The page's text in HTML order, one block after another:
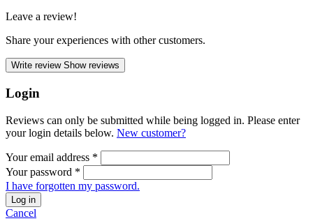
Leave a review!
Share your experiences with other customers.
Write review Show reviews
Login
Reviews can only be submitted while being logged in. Please enter
your login details below. New customer?
Your email address *
Your password *
I have forgotten my password.
Log in
Cancel